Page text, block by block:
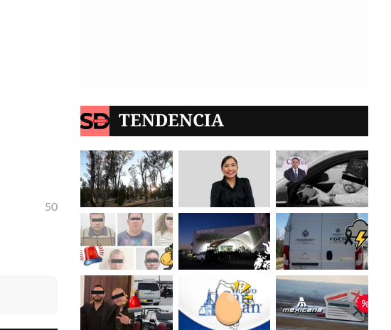
50
TENDENCIA